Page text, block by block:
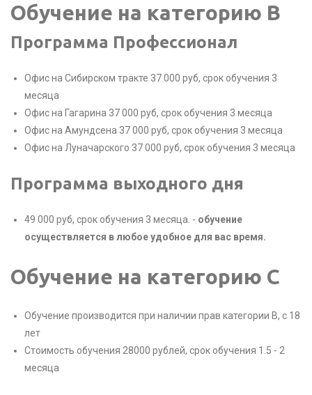
Обучение на категорию B
Программа Профессионал
Офис на Сибирском тракте 37 000 руб, срок обучения 3
месяца
Офис на Гагарина 37 000 руб, срок обучения 3 месяца
Офис на Амундсена 37 000 руб, срок обучения 3 месяца
Офис на Луначарского 37 000 руб, срок обучения 3 месяца
Программа выходного дня
49 000 руб, срок обучения 3 месяца. - обучение
осуществляется в любое удобное для вас время.
Обучение на категорию C
Обучение производится при наличии прав категории B, с 18
лет
Стоимость обучения 28000 рублей, срок обучения 1.5 - 2
месяца